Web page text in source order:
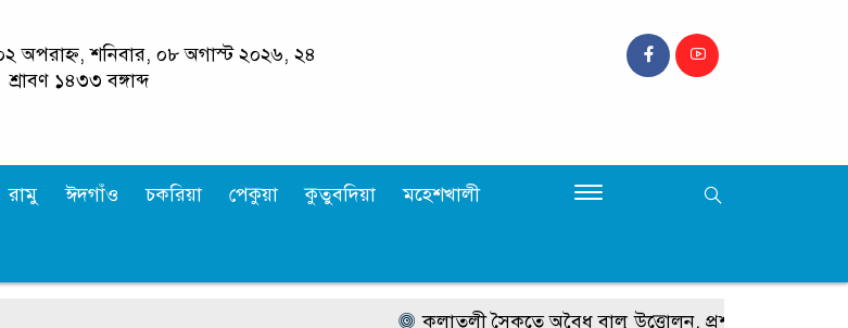
অপরাহ্ন, শনিবার, ০৮ অগাস্ট ২০২৬, ২৪
শ্রাবণ ১৪৩৩ বঙ্গাব্দ
রামু ঈদগাঁও চকরিয়া পেকুয়া কুতুবদিয়া মহেশখালী
কলাতলী সৈকতে অবৈধ বালু উত্তোলন, প্রশাসনের অভিযান